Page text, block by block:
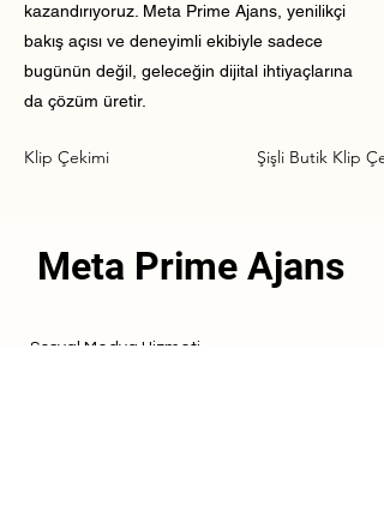
kazandırıyoruz. Meta Prime Ajans, yenilikçi
bakış açısı ve deneyimli ekibiyle sadece
bugünün değil, geleceğin dijital ihtiyaçlarına
da çözüm üretir.
Klip Çekimi Şişli Butik Klip
Meta Prime Ajans
Sosyal Medya Hizmeti